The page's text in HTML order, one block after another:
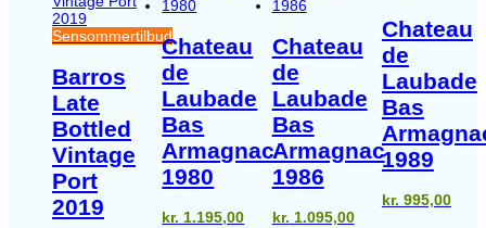
Sensommertilbud
Barros
Late
Bottled
Vintage
Port
2019
Chateau
de
Laubade
Bas
Armagnac
1980
kr. 1.195,00
Chateau
de
Laubade
Bas
Armagnac
1986
kr. 1.095,00
Chateau
de
Laubade
Bas
1989
kr. 995,00